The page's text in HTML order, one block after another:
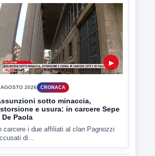
▶
AGOSTO 2026 CRONACA
sotto minaccia,
e usura: in carcere Sepe
De Paola
carcere i due affiliati al clan Pagnozzi
di...